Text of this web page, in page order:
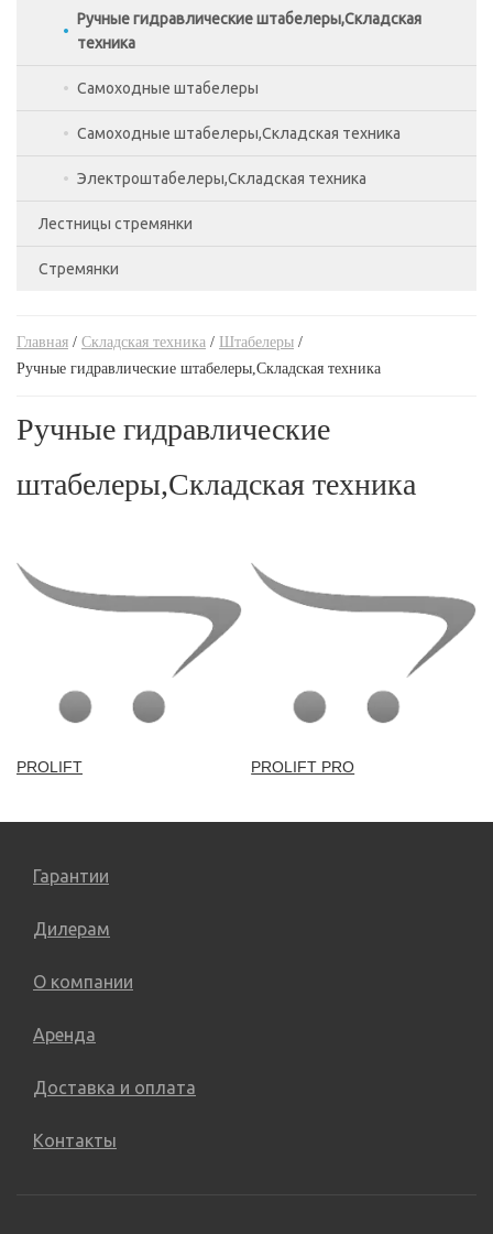
Тележки подъемные,Складская техника
Ручные гидравлические штабелеры,Складская
техника
Самоходные штабелеры
Самоходные штабелеры,Складская техника
Электроштабелеры,Складская техника
Лестницы стремянки
Лестницы двухсекционные
Лестницы трехсекционные
Стремянки
Стремянки двухсторонние
Главная / Складская техника / Штабелеры /
Ручные гидравлические штабелеры,Складская техника
Ручные гидравлические
штабелеры,Складская техника
PROLIFT PROLIFT PRO
Гарантии
Дилерам
О компании
Аренда
Доставка и оплата
Контакты